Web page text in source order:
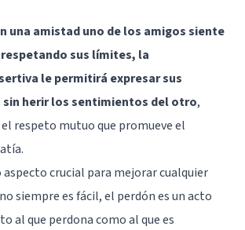
una amistad uno de los amigos siente
sus límites, la
le permitirá expresar sus
sin herir los sentimientos del otro,
respeto mutuo que promueve el
crucial para mejorar cualquier
siempre es fácil, el perdón es un acto
al que perdona como al que es